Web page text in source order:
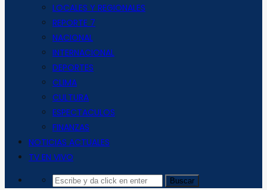
LOCALES Y REGIONALES
REPORTE 7
NACIONAL
INTERNACIONAL
DEPORTES
CLIMA
CULTURA
ESPECTACULOS
FINANZAS
NOTICIAS ACTUALES
TV EN VIVO